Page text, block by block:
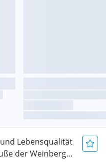
Lebensqualität
der Weinberge